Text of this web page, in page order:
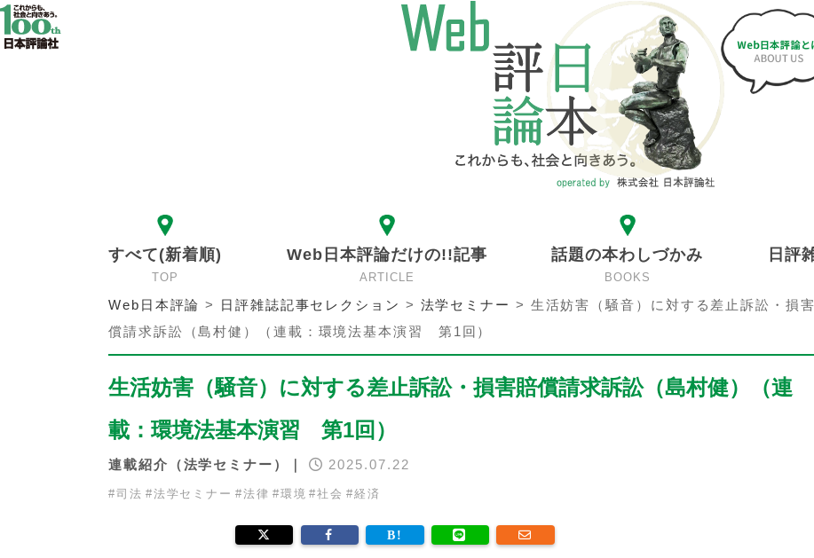
すべて(新着順)
TOP
Web日本評論だけの!!記事
ARTICLE
話題の本わしづかみ
BOOKS
日評
Web日本評論 > 日評雑誌記事セレクション > 法学セミナー > 生活妨害（騒音）に対する差止訴訟・損
償請求訴訟（島村健）（連載：環境法基本演習 第1回）
生活妨害（騒音）に対する差止訴訟・損害賠償請求訴訟（島村健）（連
載：環境法基本演習 第1回）
連載紹介（法学セミナー）｜ 2025.07.22
#司法 #法学セミナー #法律 #環境 #社会 #経済